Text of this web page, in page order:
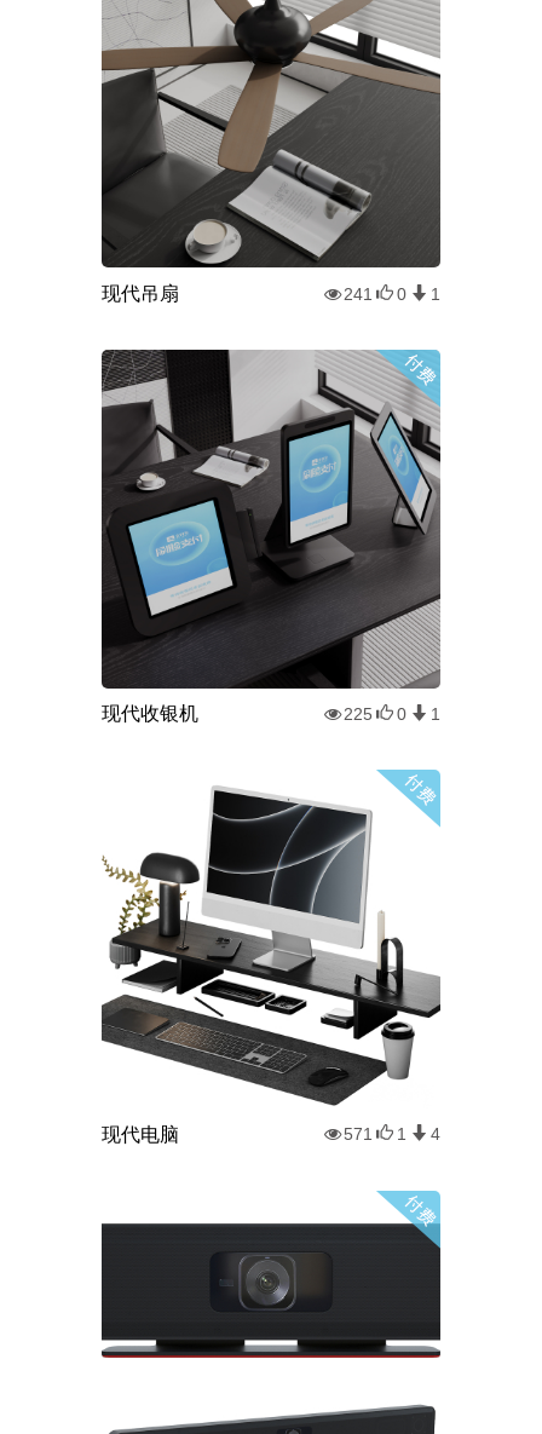
现代吊扇 241 0 1
现代收银机 225 0 1
现代电脑 571 1 4